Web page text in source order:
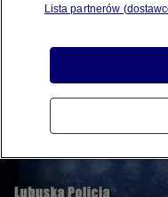
Lista partnerów